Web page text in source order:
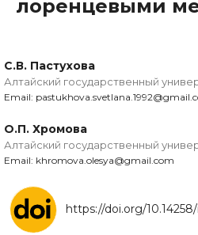
лоренцевыми
С.В. Пастухова
Алтайский государственный
Email:
О.П. Хромова
Алтайский государственный
Email: khromova.olesya@gmail.com
https://doi.org/10.14258/